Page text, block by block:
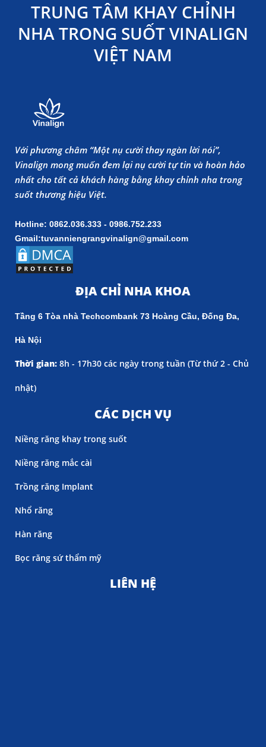
TRUNG TÂM KHAY CHỈNH
NHA TRONG SUỐT VINALIGN
VIỆT NAM
Với phương châm “Một nụ cười thay ngàn lời nói”,
Vinalign mong muốn đem lại nụ cười tự tin và hoàn hảo
nhất cho tất cả khách hàng bằng khay chỉnh nha trong
suốt thương hiệu Việt.
Hotline: 0862.036.333 - 0986.752.233
Gmail:tuvanniengrangvinalign@gmail.com
ĐỊA CHỈ NHA KHOA
Tầng 6 Tòa nhà Techcombank 73 Hoàng Cầu, Đống Đa,
Hà Nội
Thời gian: 8h - 17h30 các ngày trong tuần (Từ thứ 2 - Chủ
nhật)
CÁC DỊCH VỤ
Niềng răng khay trong suốt
Niềng răng mắc cài
Trồng răng Implant
Nhổ răng
Hàn răng
Bọc răng sứ thẩm mỹ
LIÊN HỆ